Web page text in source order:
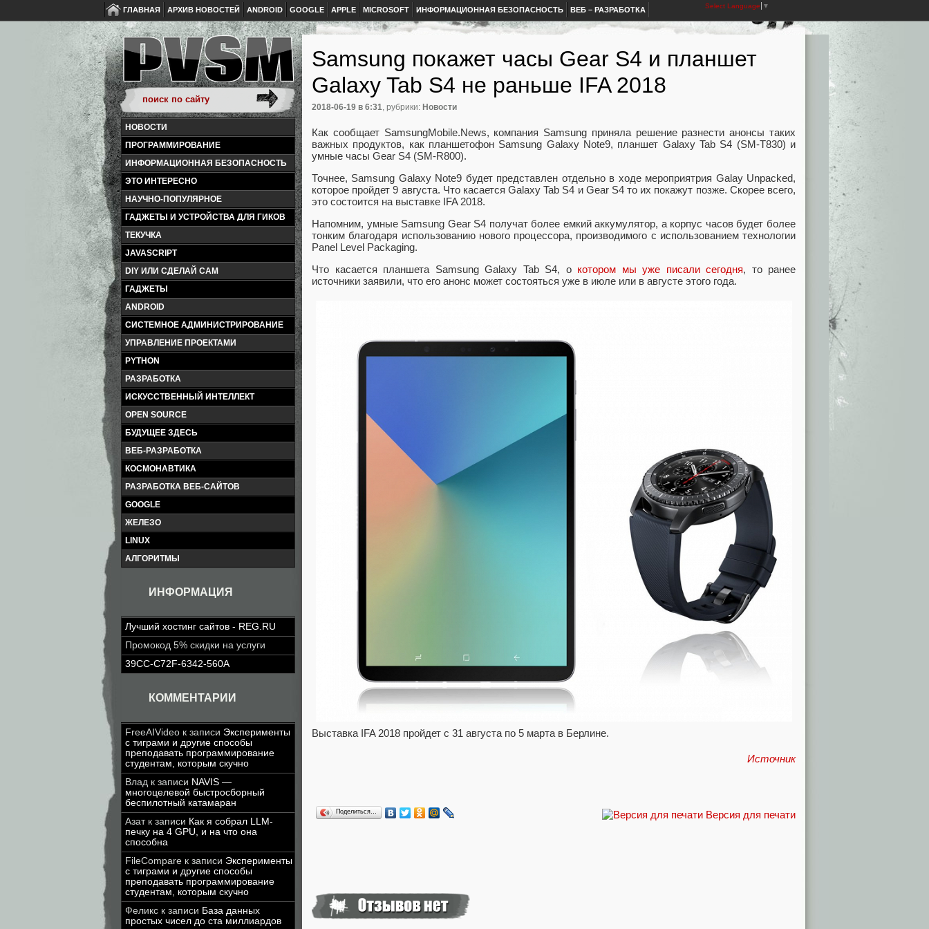
ГЛАВНАЯ АРХИВ НОВОСТЕЙ ANDROID GOOGLE APPLE MICROSOFT ИНФОРМАЦИОННАЯ БЕЗОПАСНОСТЬ ВЕБ – РАЗРАБОТКА Select Language ▼
НОВОСТИ
ПРОГРАММИРОВАНИЕ
ИНФОРМАЦИОННАЯ БЕЗОПАСНОСТЬ
ЭТО ИНТЕРЕСНО
НАУЧНО-ПОПУЛЯРНОЕ
ГАДЖЕТЫ И УСТРОЙСТВА ДЛЯ ГИКОВ
ТЕКУЧКА
JAVASCRIPT
DIY ИЛИ СДЕЛАЙ САМ
ГАДЖЕТЫ
ANDROID
СИСТЕМНОЕ АДМИНИСТРИРОВАНИЕ
УПРАВЛЕНИЕ ПРОЕКТАМИ
PYTHON
РАЗРАБОТКА
ИСКУССТВЕННЫЙ ИНТЕЛЛЕКТ
OPEN SOURCE
БУДУЩЕЕ ЗДЕСЬ
ВЕБ-РАЗРАБОТКА
КОСМОНАВТИКА
РАЗРАБОТКА ВЕБ-САЙТОВ
GOOGLE
ЖЕЛЕЗО
LINUX
АЛГОРИТМЫ
ИНФОРМАЦИЯ
Лучший хостинг сайтов - REG.RU
Промокод 5% скидки на услуги
39CC-C72F-6342-560A
КОММЕНТАРИИ
FreeAIVideo к записи Эксперименты
с тиграми и другие способы
преподавать программирование
студентам, которым скучно
Влад к записи NAVIS —
многоцелевой быстросборный
беспилотный катамаран
Азатк записи Как я собрал LLM-
печку на 4 GPU, и на что она
способна
FileCompare к записи Эксперименты
с тиграми и другие способы
преподавать программирование
студентам, которым скучно
Феликс к записи База данных
простых чисел до ста миллиардов
Samsung покажет часы Gear S4 и планшет
Galaxy Tab S4 не раньше IFA 2018
2018-06-19 в 6:31, рубрики: Новости
Как сообщает SamsungMobile.News, компания Samsung приняла решение разнести анонсы таких
важных продуктов, как планшетофон Samsung Galaxy Note9, планшет Galaxy Tab S4 (SM-T830) и
умные часы Gear S4 (SM-R800).
Точнее, Samsung Galaxy Note9 будет представлен отдельно в ходе мероприятрия Galay Unpacked,
которое пройдет 9 августа. Что касается Galaxy Tab S4 и Gear S4 то их покажут позже. Скорее всего,
это состоится на выставке IFA 2018.
Напомним, умные Samsung Gear S4 получат более емкий аккумулятор, а корпус часов будет более
тонким благодаря использованию нового процессора, производимого с использованием технологии
Panel Level Packaging.
Что касается планшета Samsung Galaxy Tab S4, о котором мы уже писали сегодня, то ранее
источники заявили, что его анонс может состояться уже в июле или в августе этого года.
Выставка IFA 2018 пройдет с 31 августа по 5 марта в Берлине.
Источник
Версия для печати
Поделиться…